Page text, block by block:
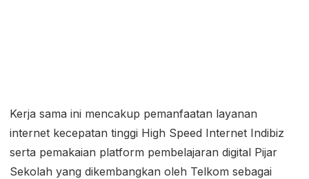
Kerja sama ini mencakup pemanfaatan layanan
internet kecepatan tinggi High Speed Internet Indibiz
serta pemakaian platform pembelajaran digital Pijar
Sekolah yang dikembangkan oleh Telkom sebagai